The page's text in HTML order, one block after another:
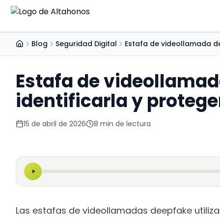
InicioBlog Seguridad Digital Estafa de videollamada
Estafa de
identificarla y
15 de abril de 2026 8 min de lectura
Las estafas de videollamadas deepfake